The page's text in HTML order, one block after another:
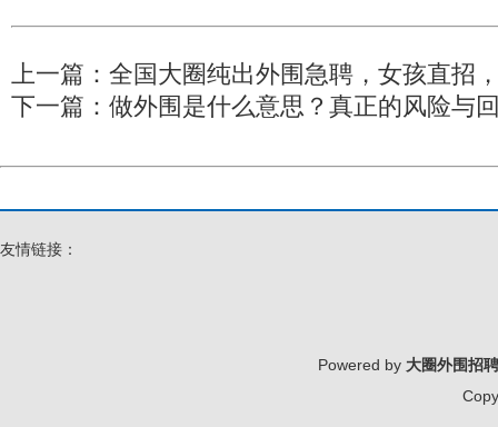
上一篇： 全国大圈纯出外围急聘，女孩直招
下一篇： 做外围是什么意思？真正的风险与
友情链接：
Powered by 大圈外围招